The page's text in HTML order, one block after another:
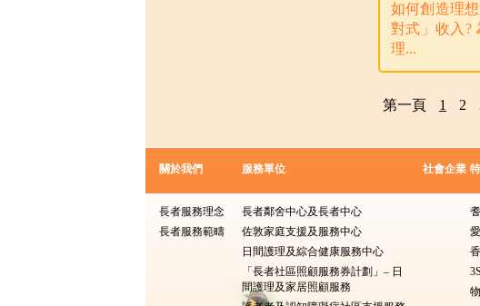
如何創造理
對式」收入?
理...
第一頁 1 2
關於我們
長者服務理念
長者服務範疇
服務單位
長者鄰舍中心及長者中心
佐敦家庭支援及服務中心
日間護理及綜合健康服務中心
「長者社區照顧服務券計劃」– 日
間護理及家居照顧服務
社會企業